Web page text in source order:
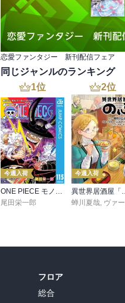
恋愛ファンタジー 新刊配信フェア
同じジャンルのランキング
1位
今週入荷
尾田栄一郎
2位
今週入荷
蝉川夏哉, ヴァージニア二等兵
フロア
総合